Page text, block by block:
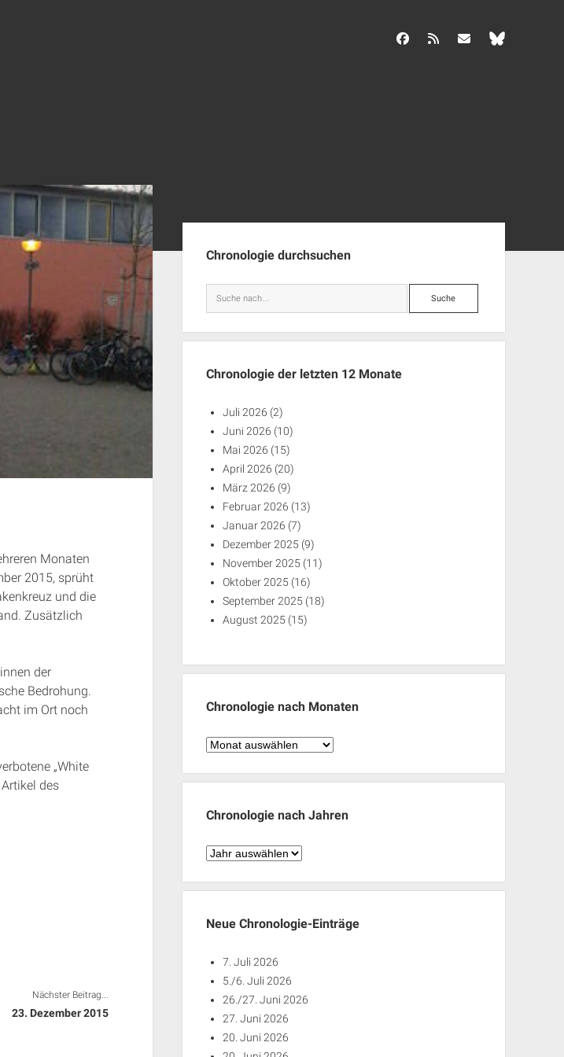
facebook info@aida-archiv.de
Monaten
2015, sprüht
und die
Zusätzlich
der
Bedrohung.
im Ort noch
„White
des
Nächster Beitrag...
23. Dezember 2015
Chronologie durchsuchen
Suche
Chronologie der letzten 12 Monate
Juli 2026 (2)
Juni 2026 (10)
Mai 2026 (15)
April 2026 (20)
März 2026 (9)
Februar 2026 (13)
Januar 2026 (7)
Dezember 2025 (9)
November 2025 (11)
Oktober 2025 (16)
September 2025 (18)
August 2025 (15)
Chronologie nach Monaten
Chronologie
Monaten
Chronologie nach Jahren
Chronologie
Jahren
Neue Chronologie-Einträge
7. Juli 2026
5./6. Juli 2026
26./27. Juni 2026
27. Juni 2026
20. Juni 2026